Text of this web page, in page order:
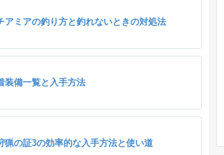
アミアの釣り方と釣れないときの対処法
装備一覧と入手方法
猟の証3の効率的な入手方法と使い道